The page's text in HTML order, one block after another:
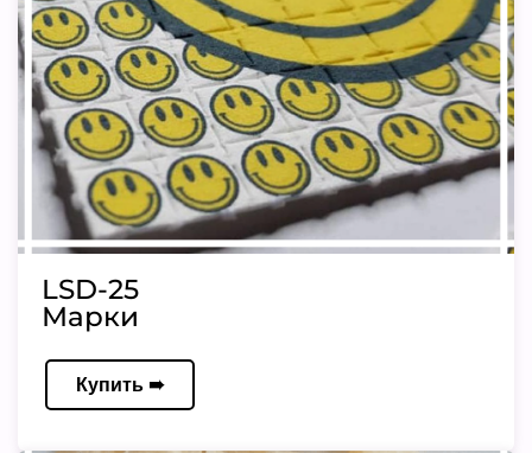
LSD-25
Марки
Купить ➠